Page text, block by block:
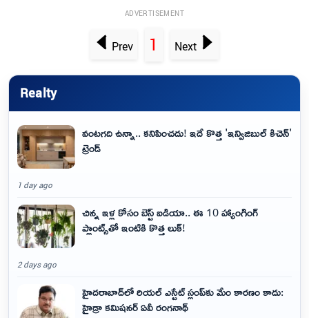
ADVERTISEMENT
Prev 1 Next
Realty
వంటగది ఉన్నా.. కనిపించదు! ఇదే కొత్త 'ఇన్విజిబుల్ కిచెన్'
ట్రెండ్
1 day ago
చిన్న ఇళ్ల కోసం బెస్ట్ ఐడియా.. ఈ 10 హ్యాంగింగ్
ప్లాంట్స్‌తో ఇంటికి కొత్త లుక్!
2 days ago
హైదరాబాద్‌లో రియల్ ఎస్టేట్ స్లంప్‌కు మేం కారణం కాదు:
హైడ్రా కమిషనర్ ఏవీ రంగనాథ్